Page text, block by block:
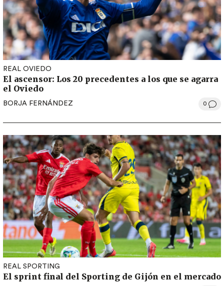
REAL OVIEDO
El ascensor: Los 20 precedentes a los que se agarra
el Oviedo
BORJA FERNÁNDEZ 0
REAL SPORTING
El sprint final del Sporting de Gijón en el mercado